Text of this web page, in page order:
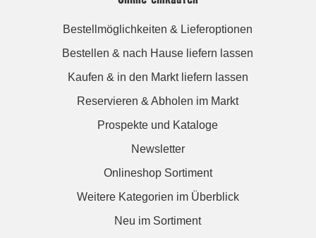
Bestellmöglichkeiten & Lieferoptionen
Bestellen & nach Hause liefern lassen
Kaufen & in den Markt liefern lassen
Reservieren & Abholen im Markt
Prospekte und Kataloge
Newsletter
Onlineshop Sortiment
Weitere Kategorien im Überblick
Neu im Sortiment